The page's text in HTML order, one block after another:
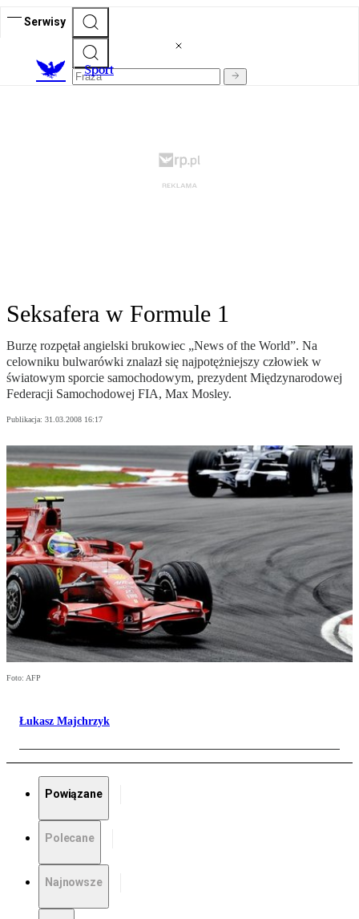
Serwisy
Sport
Seksafera w Formule 1
Burzę rozpętał angielski brukowiec „News of the World”. Na
celowniku bulwarówki znalazł się najpotężniejszy człowiek w
światowym sporcie samochodowym, prezydent Międzynarodowej
Federacji Samochodowej FIA, Max Mosley.
Publikacja: 31.03.2008 16:17
Foto: AFP
Łukasz Majchrzyk
Powiązane
Polecane
Najnowsze